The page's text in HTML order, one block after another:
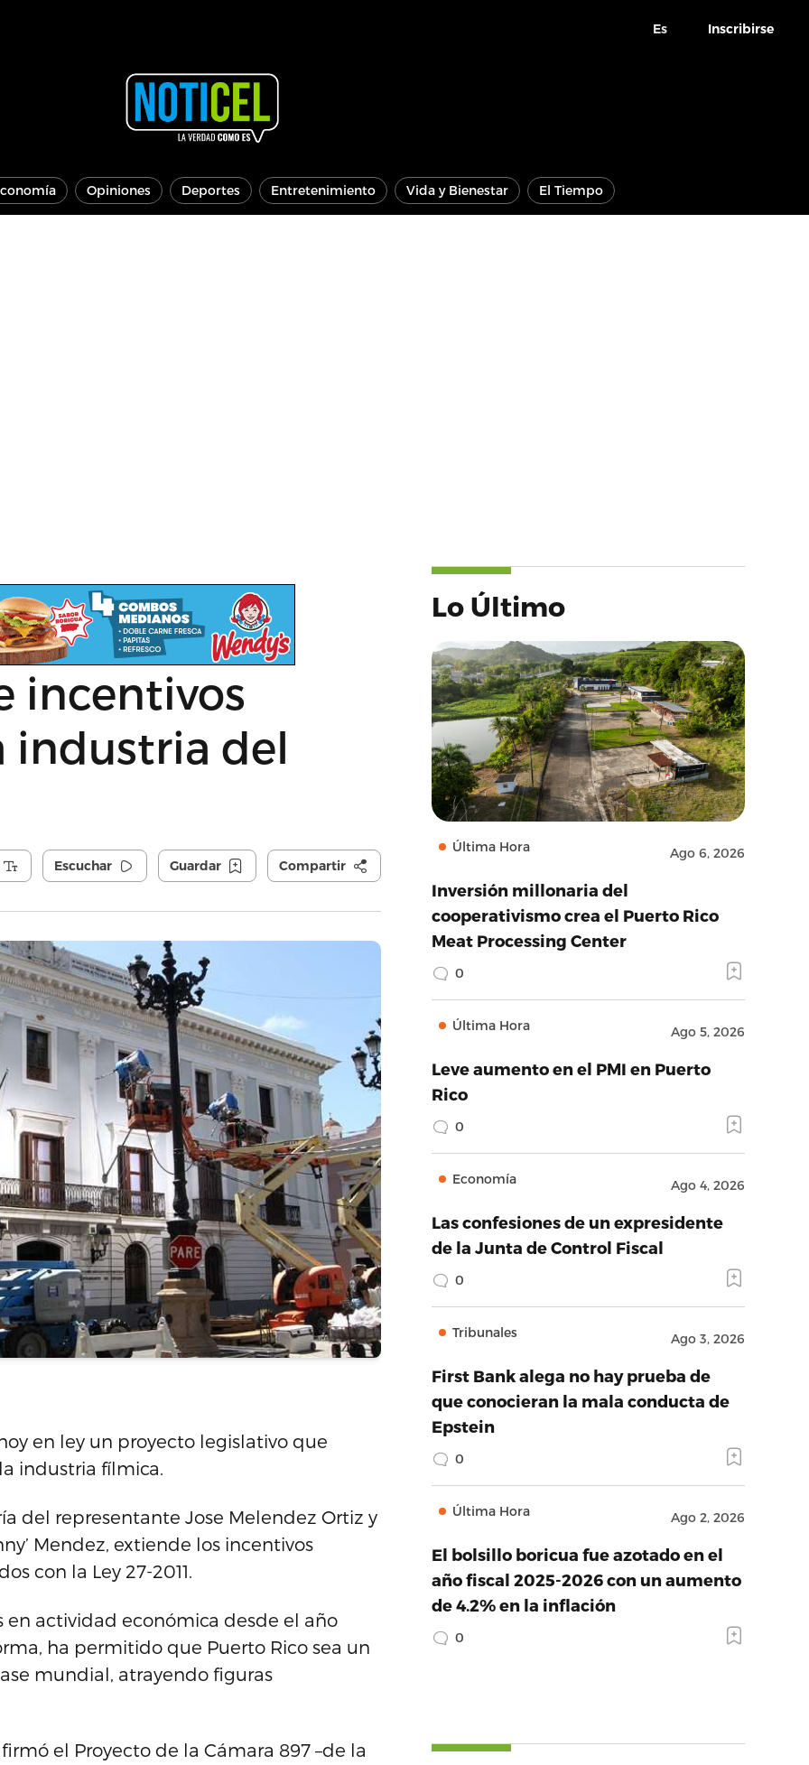
Es Inscribirse
Opiniones Deportes Entretenimiento Vida y Bienestar El Tiempo
incentivos
industria del
Escuchar Guardar Compartir
en ley un proyecto legislativo que
industria fílmica.
del representante Jose Melendez Ortiz y
Mendez, extiende los incentivos
con la Ley 27-2011.
en actividad económica desde el año
ha permitido que Puerto Rico sea un
mundial, atrayendo figuras
el Proyecto de la Cámara 897 –de la
Lo Último
Última Hora Ago 6, 2026
Inversión millonaria del
cooperativismo crea el Puerto Rico
Meat Processing Center
0
Última Hora Ago 5, 2026
Leve aumento en el PMI en Puerto
Rico
0
Economía Ago 4, 2026
Las confesiones de un expresidente
de la Junta de Control Fiscal
0
Tribunales Ago 3, 2026
First Bank alega no hay prueba de
que conocieran la mala conducta de
Epstein
0
Última Hora Ago 2, 2026
El bolsillo boricua fue azotado en el
año fiscal 2025-2026 con un aumento
de 4.2% en la inflación
0